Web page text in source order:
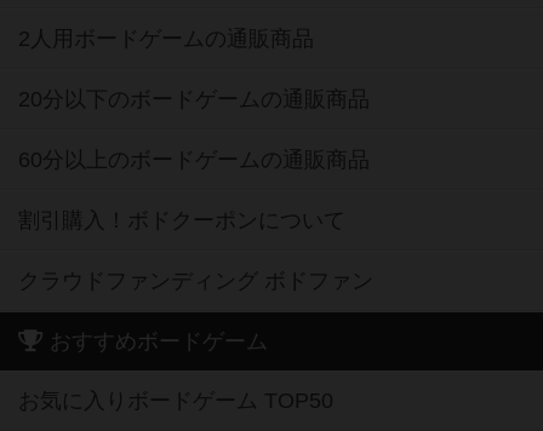
2人用ボードゲームの通販商品
20分以下のボードゲームの通販商品
60分以上のボードゲームの通販商品
割引購入！ボドクーポンについて
クラウドファンディング ボドファン
おすすめボードゲーム
お気に入りボードゲーム TOP50